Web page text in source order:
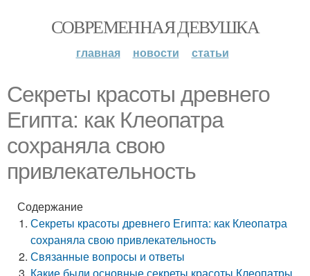
СОВРЕМЕННАЯ ДЕВУШКА
главная новости статьи
Секреты красоты древнего
Египта: как Клеопатра
сохраняла свою
привлекательность
Содержание
Секреты красоты древнего Египта: как Клеопатра
сохраняла свою привлекательность
Связанные вопросы и ответы